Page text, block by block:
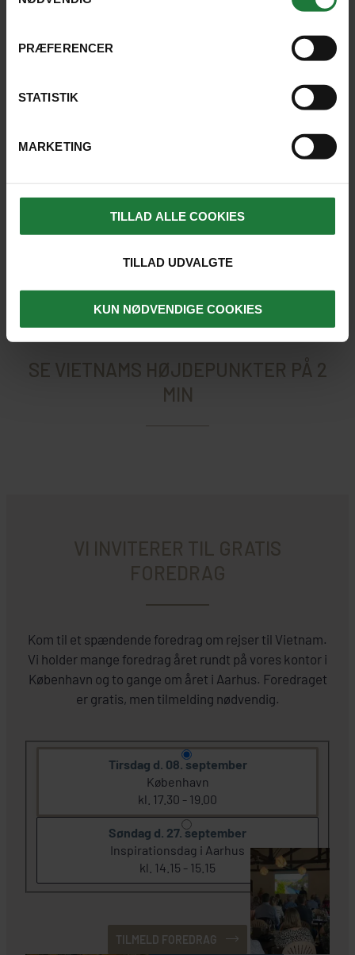
PRÆFERENCER
STATISTIK
MARKETING
TILLAD ALLE COOKIES
TILLAD UDVALGTE
KUN NØDVENDIGE COOKIES
DET SIGER VORES GÆSTER ...
SE VIETNAMS HØJDEPUNKTER PÅ 2
MIN
VI INVITERER TIL GRATIS
FOREDRAG
Kom til et spændende foredrag om rejser til Vietnam.
Vi holder mange foredrag året rundt på vores kontor i
København og to gange om året i Aarhus. Foredraget
er gratis, men tilmelding nødvendig.
Tirsdag d. 08. september
København
kl. 17.30 - 19.00
Søndag d. 27. september
Inspirationsdag i Aarhus
kl. 14.15 - 15.15
TILMELD FOREDRAG